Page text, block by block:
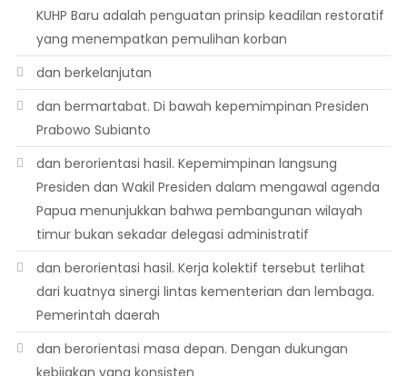
KUHP Baru adalah penguatan prinsip keadilan restoratif
yang menempatkan pemulihan korban
dan berkelanjutan
dan bermartabat. Di bawah kepemimpinan Presiden
Prabowo Subianto
dan berorientasi hasil. Kepemimpinan langsung
Presiden dan Wakil Presiden dalam mengawal agenda
Papua menunjukkan bahwa pembangunan wilayah
timur bukan sekadar delegasi administratif
dan berorientasi hasil. Kerja kolektif tersebut terlihat
dari kuatnya sinergi lintas kementerian dan lembaga.
Pemerintah daerah
dan berorientasi masa depan. Dengan dukungan
kebijakan yang konsisten